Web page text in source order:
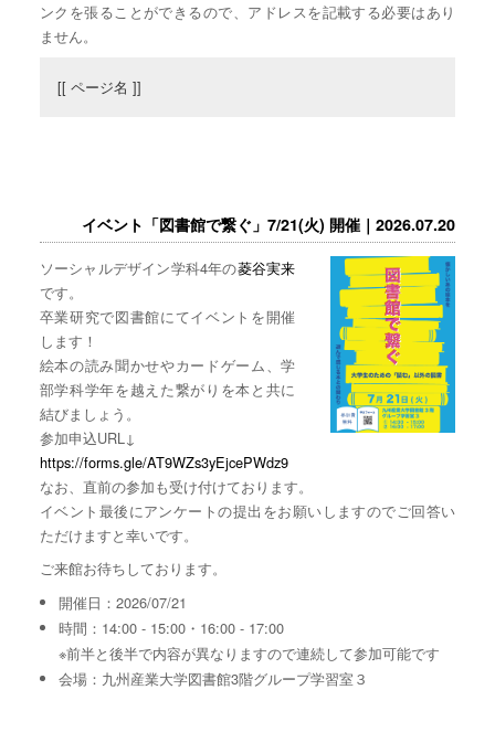
ンクを張ることができるので、アドレスを記載する必要はあり
ません。
[[ ページ名 ]]
イベント「図書館で繋ぐ」7/21(火) 開催｜2026.07.20
ソーシャルデザイン学科4年の菱谷実来
です。
卒業研究で図書館にてイベントを開催
します！
絵本の読み聞かせやカードゲーム、学
部学科学年を越えた繋がりを本と共に
結びましょう。
参加申込URL↓
https://forms.gle/AT9WZs3yEjcePWdz9
なお、直前の参加も受け付けております。
イベント最後にアンケートの提出をお願いしますのでご回答い
ただけますと幸いです。
ご来館お待ちしております。
開催日：2026/07/21
時間：14:00 - 15:00・16:00 - 17:00
※前半と後半で内容が異なりますので連続して参加可能です
会場：九州産業大学図書館3階グループ学習室３